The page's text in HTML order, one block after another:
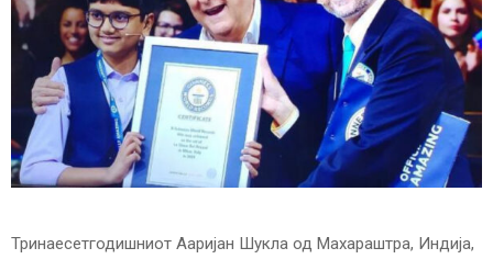
M
E
N
Тринаесетгодишниот Ааријан Шукла од Махараштра, Индија,